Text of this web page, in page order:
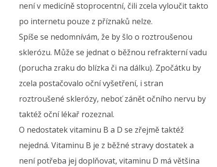
není v medicíně stoprocentní, čili zcela vyloučit takto
po internetu pouze z příznaků nelze.
Spíše se nedomnívám, že by šlo o roztroušenou
sklerózu. Může se jednat o běžnou refrakterní vadu
(porucha zraku do blízka či na dálku). Zpočátku by
zcela postačovalo oční vyšetření, i stran
roztroušené sklerózy, neboť zánět očního nervu by
taktéž oční lékař rozeznal.
O nedostatek vitaminu B a D se zřejmě taktéž
nejedná. Vitaminu B je z běžné stravy dostatek a
není potřeba jej doplňovat, vitaminu D má většina